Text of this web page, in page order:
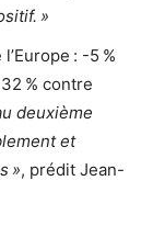
»
: -5 %
% contre
deuxième
et
», prédit Jean-